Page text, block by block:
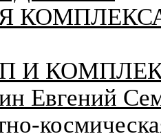
И
Евгений